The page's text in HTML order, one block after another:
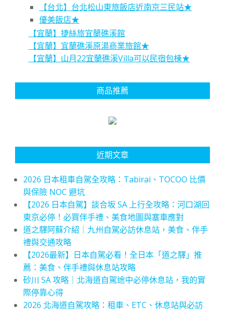
【台北】台北松山東旅飯店近南京三民站★
優美飯店★
【宜蘭】捷絲旅宜蘭礁溪館
【宜蘭】宜蘭礁溪原湯商業旅館★
【宜蘭】山月22宜蘭礁溪Villa可以民宿包棟★
商品推薦
近期文章
2026 日本租車自駕全攻略：Tabirai、TOCOO 比價
與保險 NOC 避坑
【2026 日本自駕】談合坂 SA 上行全攻略：河口湖回
東京必停！必買伴手禮、美食地圖與塞車應對
道之驛阿蘇介紹｜九州自駕必訪休息站，美食、伴手
禮與交通攻略
【2026最新】日本自駕必看！全日本「道之驛」推
薦：美食、伴手禮與休息站攻略
砂川 SA 攻略｜北海道自駕途中必停休息站，我的實
際停靠心得
2026 北海道自駕攻略：租車、ETC、休息站與必訪